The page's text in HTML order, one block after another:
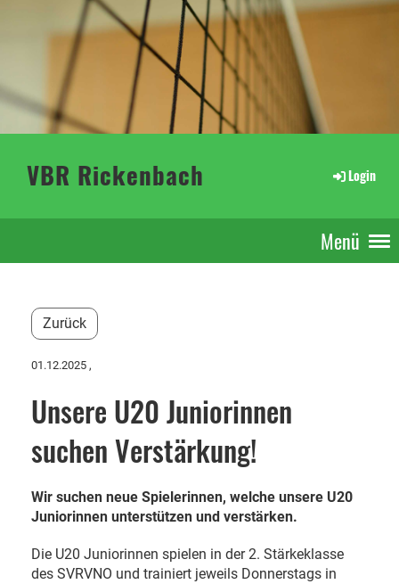
VBR Rickenbach Login
Menü
Zurück
01.12.2025 ,
Unsere U20 Juniorinnen
suchen Verstärkung!
Wir suchen neue Spielerinnen, welche unsere U20
Juniorinnen unterstützen und verstärken.
Die U20 Juniorinnen spielen in der 2. Stärkeklasse
des SVRVNO und trainiert jeweils Donnerstags in